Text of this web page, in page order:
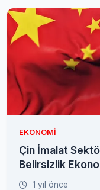
EKONOMI
Çin İmalat
Belirsizlik
1 yıl önce